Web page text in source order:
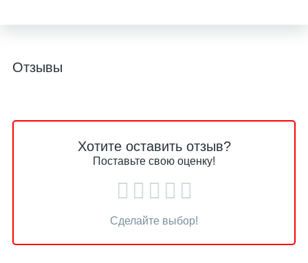
Отзывы
Хотите оставить отзыв?
Поставьте свою оценку!
Сделайте выбор!